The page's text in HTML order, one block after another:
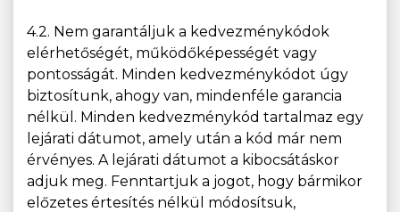
4.2. Nem garantáljuk a kedvezménykódok
elérhetőségét, működőképességét vagy
pontosságát. Minden kedvezménykódot úgy
biztosítunk, ahogy van, mindenféle garancia
nélkül. Minden kedvezménykód tartalmaz egy
lejárati dátumot, amely után a kód már nem
érvényes. A lejárati dátumot a kibocsátáskor
adjuk meg. Fenntartjuk a jogot, hogy bármikor
előzetes értesítés nélkül módosítsuk,